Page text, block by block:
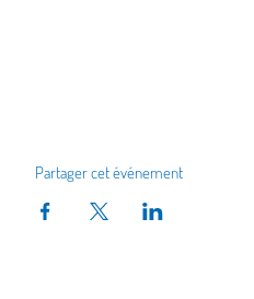
Partager cet événement